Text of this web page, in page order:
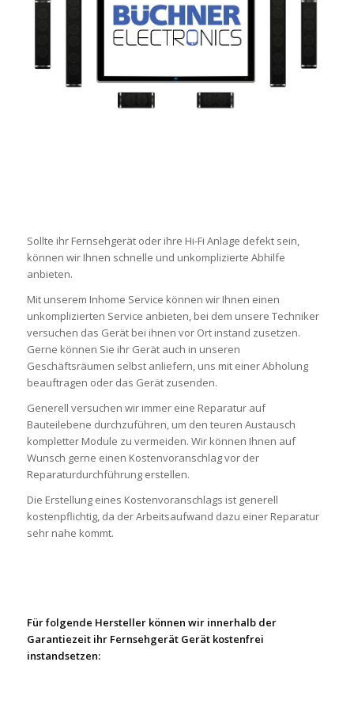
Sollte ihr Fernsehgerät oder ihre Hi-Fi Anlage defekt sein,
können wir Ihnen schnelle und unkomplizierte Abhilfe
anbieten.
Mit unserem Inhome Service können wir Ihnen einen
unkomplizierten Service anbieten, bei dem unsere Techniker
versuchen das Gerät bei ihnen vor Ort instand zusetzen.
Gerne können Sie ihr Gerät auch in unseren
Geschäftsräumen selbst anliefern, uns mit einer Abholung
beauftragen oder das Gerät zusenden.
Generell versuchen wir immer eine Reparatur auf
Bauteilebene durchzuführen, um den teuren Austausch
kompletter Module zu vermeiden. Wir können Ihnen auf
Wunsch gerne einen Kostenvoranschlag vor der
Reparaturdurchführung erstellen.
Die Erstellung eines Kostenvoranschlags ist generell
kostenpflichtig, da der Arbeitsaufwand dazu einer Reparatur
sehr nahe kommt.
Für folgende Hersteller können wir innerhalb der
Garantiezeit ihr Fernsehgerät Gerät kostenfrei
instandsetzen: